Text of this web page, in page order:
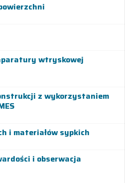
wtryskowej
z wykorzystaniem
i materiałów sypkich
i obserwacja